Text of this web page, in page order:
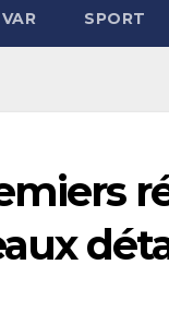
VAR SPORT